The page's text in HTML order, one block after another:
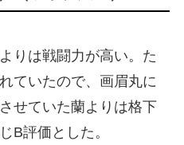
りは戦闘力が高い。た
ていたので、画眉丸に
せていた蘭よりは格下
B評価とした。